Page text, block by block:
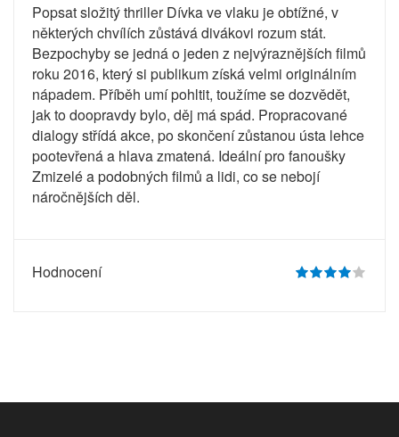
Popsat složitý thriller Dívka ve vlaku je obtížné, v
některých chvílích zůstává divákovi rozum stát.
Bezpochyby se jedná o jeden z nejvýraznějších filmů
roku 2016, který si publikum získá velmi originálním
nápadem. Příběh umí pohltit, toužíme se dozvědět,
jak to doopravdy bylo, děj má spád. Propracované
dialogy střídá akce, po skončení zůstanou ústa lehce
pootevřená a hlava zmatená. Ideální pro fanoušky
Zmizelé a podobných filmů a lidi, co se nebojí
náročnějších děl.
Hodnocení